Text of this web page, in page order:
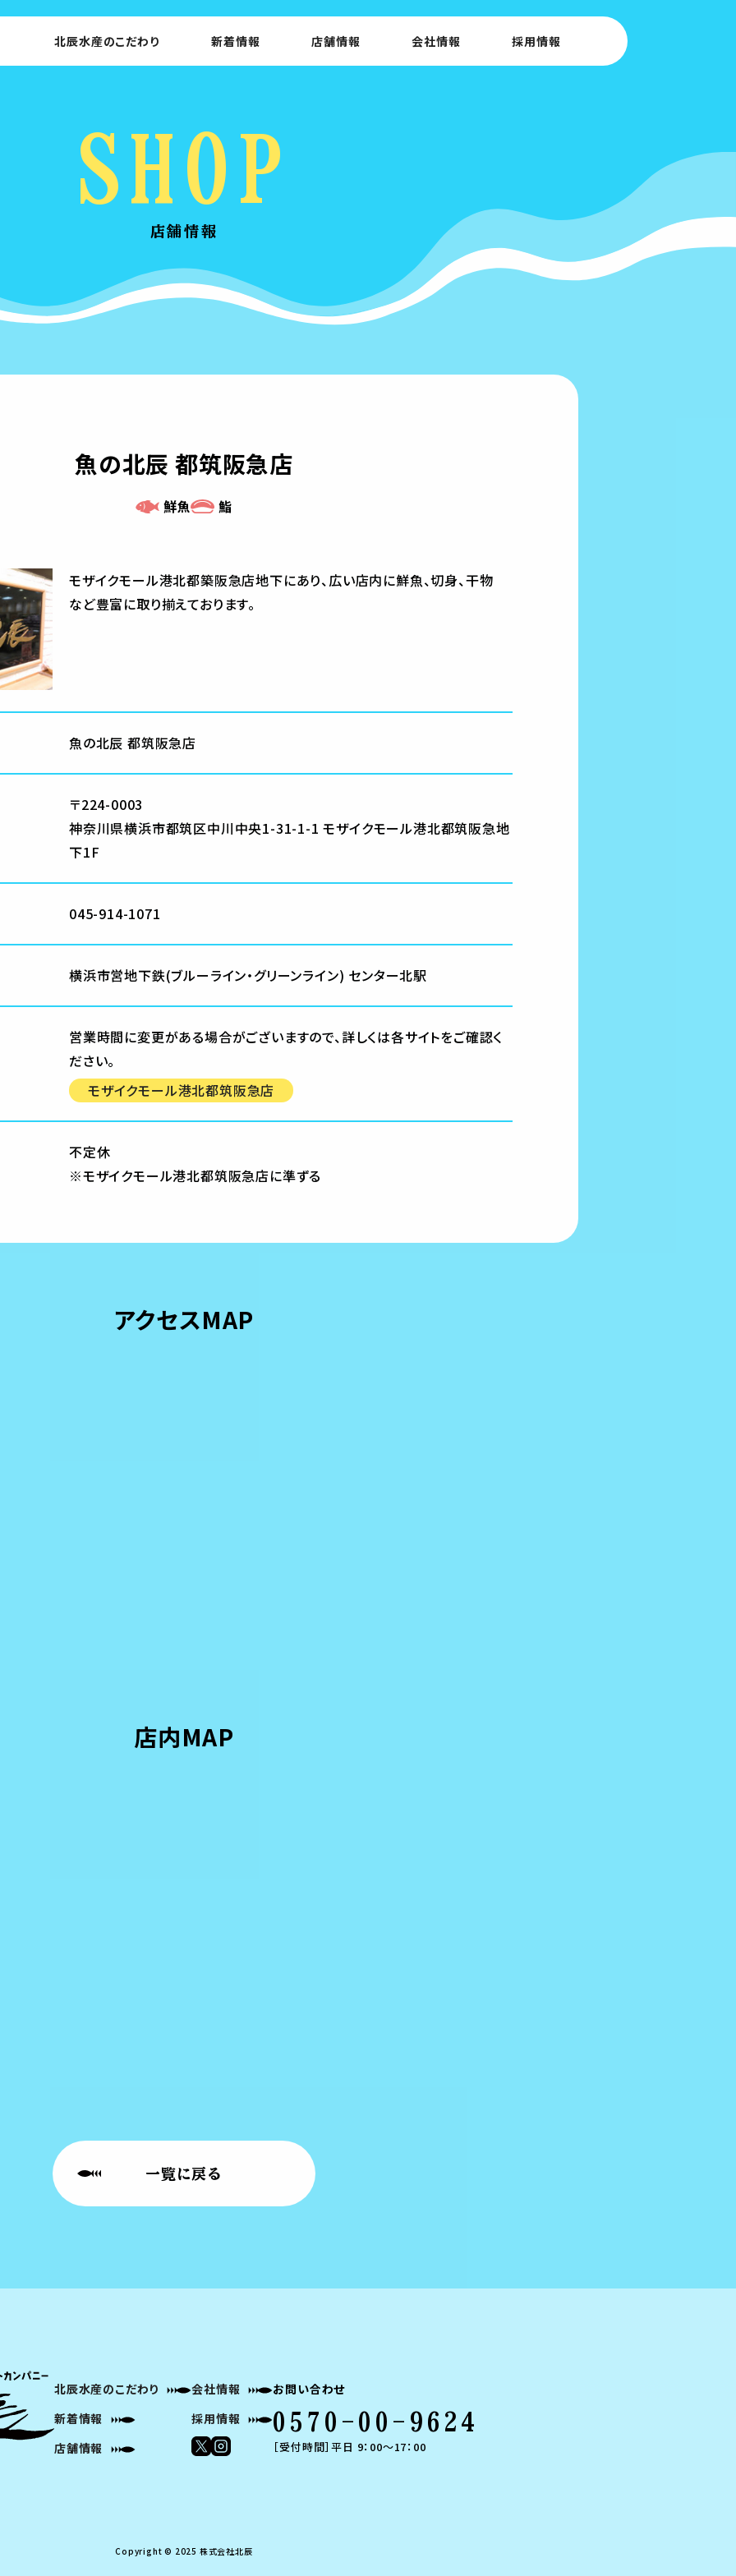
北辰水産のこだわり 新着情報 店舗情報 会社情報 採用情報
SHOP
店舗情報
魚の北辰 都筑阪急店
鮮魚 鮨
モザイクモール港北都築阪急店地下にあり、広い店内に鮮魚、切身、干物
など豊富に取り揃えております。
魚の北辰 都筑阪急店
〒224-0003
神奈川県横浜市都筑区中川中央1-31-1-1 モザイクモール港北都筑阪急地
下1F
045-914-1071
横浜市営地下鉄(ブルーライン・グリーンライン) センター北駅
営業時間に変更がある場合がございますので、詳しくは各サイトをご確認く
ださい。
モザイクモール港北都筑阪急店
不定休
※モザイクモール港北都筑阪急店に準ずる
アクセスMAP
店内MAP
一覧に戻る
北辰水産のこだわり
新着情報
店舗情報
会社情報
採用情報
お問い合わせ
0570-00-9624
［受付時間］平日 9：00～17：00
Copyright © 2025 株式会社北辰